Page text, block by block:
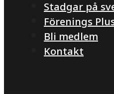
Stadgar på
Förenings
Bli medlem
Kontakt